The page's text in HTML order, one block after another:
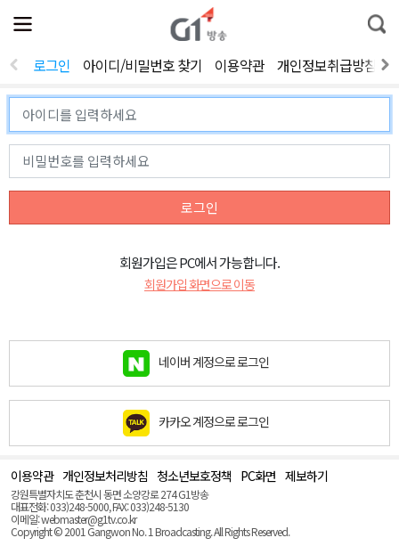
전
체
뉴
열
통
합
색
로그인 아이디/비밀번호 찾기 이용약관 개인정보취급방침
로그인
회원가입은 PC에서 가능합니다.
회원가입 화면으로 이동
네이버 계정으로 로그인
카카오 계정으로 로그인
이용약관 개인정보처리방침 청소년보호정책 PC화면 제보하기
강원특별자치도 춘천시 동면 소양강로 274 G1방송
대표전화: 033)248-5000, FAX: 033)248-5130
이메일: webmaster@g1tv.co.kr
Copyright © 2001 Gangwon No. 1 Broadcasting. All Rights Reserved.